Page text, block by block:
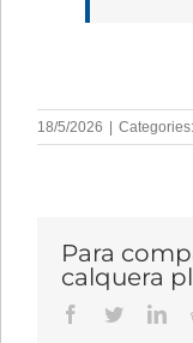
18/5/2026 Categories:
Para
calquera
Facebook
Twitter